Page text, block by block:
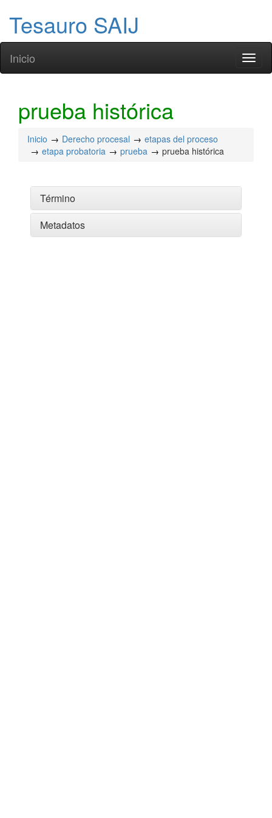
Tesauro SAIJ
Inicio
prueba histórica
Inicio Derecho procesal
etapas del proceso
etapa probatoria
prueba prueba histórica
Término
Metadatos